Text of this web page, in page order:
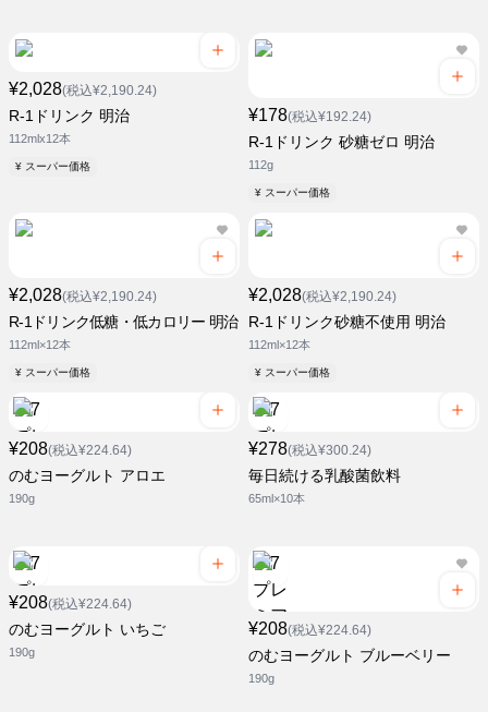
¥2,028(税込¥2,190.24)
R-1ドリンク 明治
112mlx12本
¥ スーパー価格
¥178(税込¥192.24)
R-1ドリンク 砂糖ゼロ 明治
112g
¥ スーパー価格
¥2,028(税込¥2,190.24)
R-1ドリンク低糖・低カロリー 明治
112ml×12本
¥ スーパー価格
¥2,028(税込¥2,190.24)
R-1ドリンク砂糖不使用 明治
112ml×12本
¥ スーパー価格
¥208(税込¥224.64)
のむヨーグルト アロエ
190g
¥278(税込¥300.24)
毎日続ける乳酸菌飲料
65ml×10本
¥208(税込¥224.64)
のむヨーグルト いちご
190g
¥208(税込¥224.64)
のむヨーグルト ブルーベリー
190g